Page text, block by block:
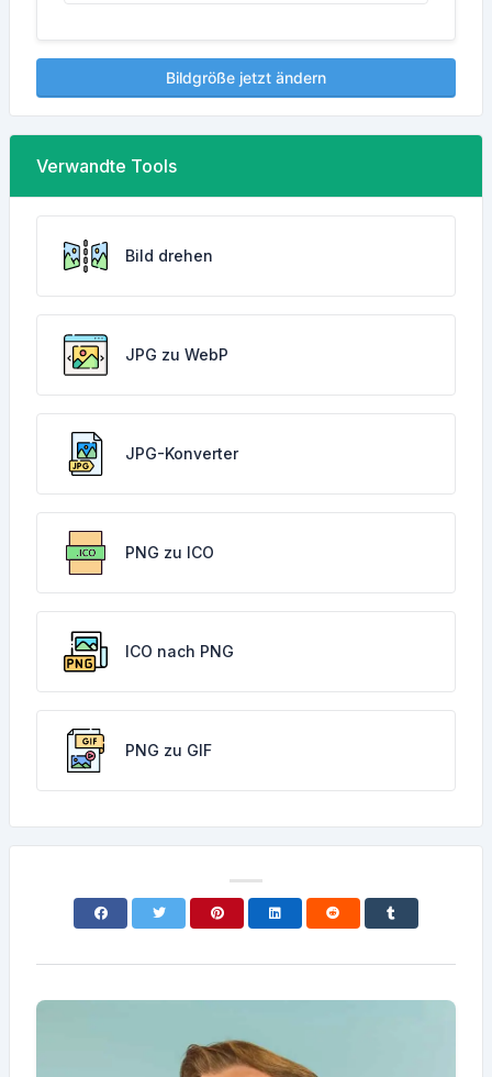
Bildgröße jetzt ändern
Verwandte Tools
Bild drehen
JPG zu WebP
JPG-Konverter
PNG zu ICO
ICO nach PNG
PNG zu GIF